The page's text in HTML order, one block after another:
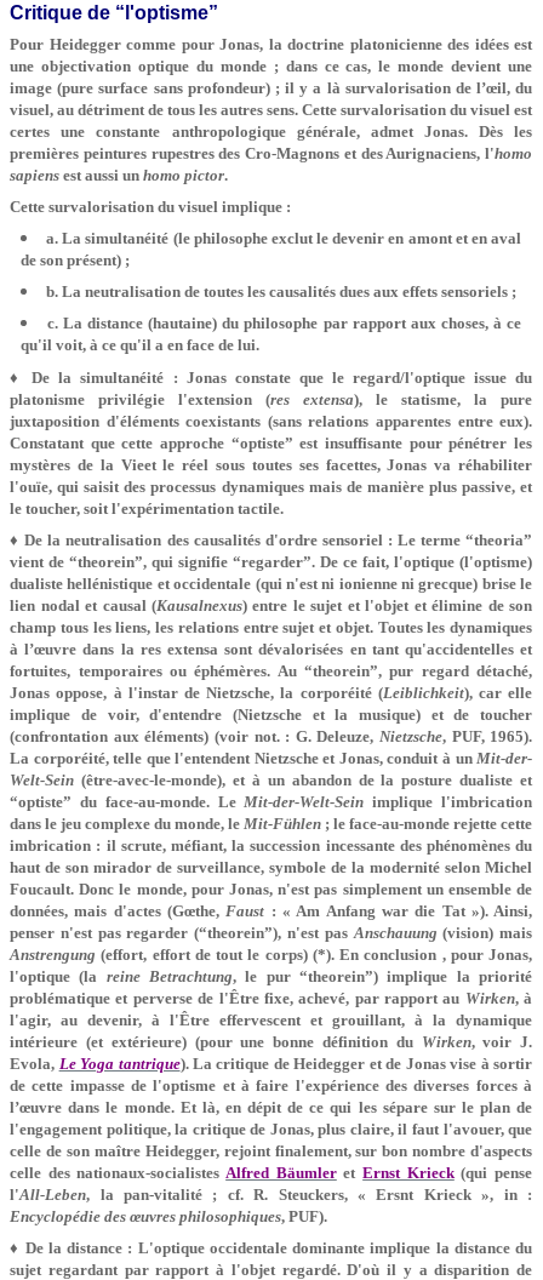
Critique de “l'optisme”
Pour Heidegger comme pour Jonas, la doctrine platonicienne des idées est
une objectivation optique du monde ; dans ce cas, le monde devient une
image (pure surface sans profondeur) ; il y a là survalorisation de l’œil, du
visuel, au détriment de tous les autres sens. Cette survalorisation du visuel est
certes une constante anthropologique générale, admet Jonas. Dès les
premières peintures rupestres des Cro-Magnons et des Aurignaciens, l'homo
sapiens est aussi unhomo pictor.
Cette survalorisation du visuel implique :
a. La simultanéité (le philosophe exclut le devenir en amont et en aval
de son présent) ;
b. La neutralisation de toutes les causalités dues aux effets sensoriels ;
c. La distance (hautaine) du philosophe par rapport aux choses, à ce
qu'il voit, à ce qu'il a en face de lui.
♦ De la simultanéité : Jonas constate que le regard/l'optique issue du
platonisme privilégie l'extension (res extensa), le statisme, la pure
juxtaposition d'éléments coexistants (sans relations apparentes entre eux).
Constatant que cette approche “optiste” est insuffisante pour pénétrer les
mystères de la Vieet le réel sous toutes ses facettes, Jonas va réhabiliter
l'ouïe, qui saisit des processus dynamiques mais de manière plus passive, et
le toucher, soit l'expérimentation tactile.
♦ De la neutralisation des causalités d'ordre sensoriel : Le terme “theoria”
vient de “theorein”, qui signifie “regarder”. De ce fait, l'optique (l'optisme)
dualiste hellénistique et occidentale (qui n'est ni ionienne ni grecque) brise le
lien nodal et causal (Kausalnexus) entre le sujet et l'objet et élimine de son
champ tous les liens, les relations entre sujet et objet. Toutes les dynamiques
à l’œuvre dans la res extensa sont dévalorisées en tant qu'accidentelles et
fortuites, temporaires ou éphémères. Au “theorein”, pur regard détaché,
Jonas oppose, à l'instar de Nietzsche, la corporéité (Leiblichkeit), car elle
implique de voir, d'entendre (Nietzsche et la musique) et de toucher
(confrontation aux éléments) (voir not. : G. Deleuze, Nietzsche, PUF, 1965).
La corporéité, telle que l'entendent Nietzsche et Jonas, conduit à un Mit-der-
Welt-Sein (être-avec-le-monde), et à un abandon de la posture dualiste et
“optiste” du face-au-monde. Le Mit-der-Welt-Sein implique l'imbrication
dans le jeu complexe du monde, le Mit-Fühlen ; le face-au-monde rejette cette
imbrication : il scrute, méfiant, la succession incessante des phénomènes du
haut de son mirador de surveillance, symbole de la modernité selon Michel
Foucault. Donc le monde, pour Jonas, n'est pas simplement un ensemble de
données, mais d'actes (Gœthe, Faust : « Am Anfang war die Tat »). Ainsi,
penser n'est pas regarder (“theorein”), n'est pas Anschauung (vision) mais
Anstrengung (effort, effort de tout le corps) (*). En conclusion , pour Jonas,
l'optique (la reine Betrachtung, le pur “theorein”) implique la priorité
problématique et perverse de l'Être fixe, achevé, par rapport au Wirken, à
l'agir, au devenir, à l'Être effervescent et grouillant, à la dynamique
intérieure (et extérieure) (pour une bonne définition du Wirken, voir J.
Evola, Le Yoga tantrique). La critique de Heidegger et de Jonas vise à sortir
de cette impasse de l'optisme et à faire l'expérience des diverses forces à
l’œuvre dans le monde. Et là, en dépit de ce qui les sépare sur le plan de
l'engagement politique, la critique de Jonas, plus claire, il faut l'avouer, que
celle de son maître Heidegger, rejoint finalement, sur bon nombre d'aspects
celle des nationaux-socialistes Alfred BäumleretErnst Krieck(qui pense
l'All-Leben, la pan-vitalité ; cf. R. Steuckers, « Ersnt Krieck », in :
Encyclopédie des œuvres philosophiques, PUF).
♦ De la distance : L'optique occidentale dominante implique la distance du
sujet regardant par rapport à l'objet regardé. D'où il y a disparition de